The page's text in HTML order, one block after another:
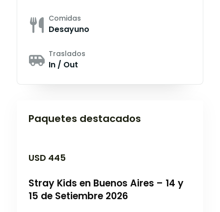
Comidas
Desayuno
Traslados
In / Out
Paquetes destacados
USD 445
Stray Kids en Buenos Aires – 14 y
15 de Setiembre 2026